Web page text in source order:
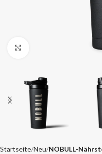
Zum Vergrößern klicken
Startseite Neu NOBULL-